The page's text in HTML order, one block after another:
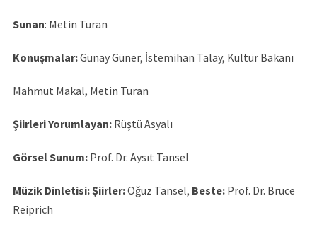
Sunan: Metin Turan
Konuşmalar:Günay Güner, İstemihan Talay, Kültür Bakanı
Mahmut Makal, Metin Turan
Şiirleri Yorumlayan: Rüştü Asyalı
Görsel Sunum: Prof. Dr. Aysıt Tansel
Müzik Dinletisi: Şiirler:Oğuz Tansel, Beste: Prof. Dr. Bruce
Reiprich